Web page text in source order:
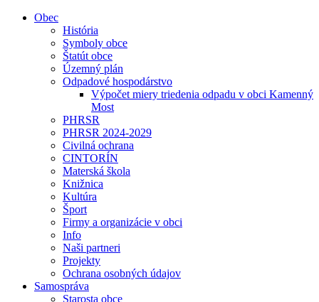
Obec
História
Symboly obce
Štatút obce
Územný plán
Odpadové hospodárstvo
Výpočet miery triedenia odpadu v obci Kamenný
Most
PHRSR
PHRSR 2024-2029
Civilná ochrana
CINTORÍN
Materská škola
Knižnica
Kultúra
Šport
Firmy a organizácie v obci
Info
Naši partneri
Projekty
Ochrana osobných údajov
Samospráva
Starosta obce